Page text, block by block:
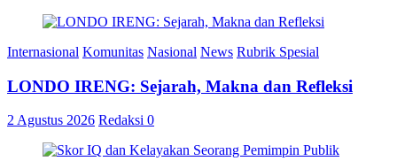
Internasional Komunitas Nasional News Rubrik Spesial
LONDO IRENG: Sejarah, Makna dan Refleksi
2 Agustus 2026 Redaksi 0